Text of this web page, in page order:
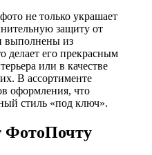
не только украшает
защиту от
выполнены из
делает его прекрасным
или в качестве
В ассортименте
оформления, что
стиль «под ключ».
ФотоПочту